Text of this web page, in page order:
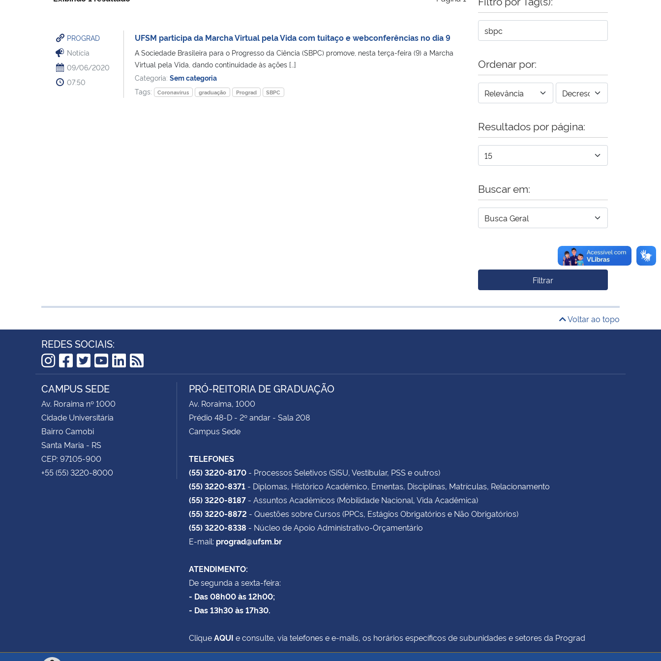
PROGRAD
Notícia
09/06/2020
07:50
UFSM participa da Marcha Virtual pela Vida com tuitaço e webconferências no dia 9
A Sociedade Brasileira para o Progresso da Ciência (SBPC) promove, nesta terça-feira (9) a Marcha
Virtual pela Vida, dando continuidade às ações […]
Categoria: Sem categoria
Tags:
Coronavírus graduação Prograd SBPC
Ordenar por:
Resultados por página:
Buscar em:
Filtrar
Voltar ao topo
REDES SOCIAIS:
Instagram
Facebook
Twitter
YouTube
LinkedIn
RSS
CAMPUS SEDE
Av. Roraima nº 1000
Cidade Universitária
Bairro Camobi
Santa Maria - RS
CEP: 97105-900
+55 (55) 3220-8000
PRÓ-REITORIA DE GRADUAÇÃO
Av. Roraima, 1000
Prédio 48-D - 2º andar - Sala 208
Campus Sede
TELEFONES
(55) 3220-8170 - Processos Seletivos (SiSU, Vestibular, PSS e outros)
(55) 3220-8371 - Diplomas, Histórico Acadêmico, Ementas, Disciplinas, Matrículas, Relacionamento
(55) 3220-8187 - Assuntos Acadêmicos (Mobilidade Nacional, Vida Acadêmica)
(55) 3220-8872 - Questões sobre Cursos (PPCs, Estágios Obrigatórios e Não Obrigatórios)
(55) 3220-8338 - Núcleo de Apoio Administrativo-Orçamentário
E-mail: prograd@ufsm.br
ATENDIMENTO:
De segunda a sexta-feira:
- Das 08h00 às 12h00;
- Das 13h30 às 17h30.
CliqueAQUI e consulte, via telefones e e-mails, os horários específicos de subunidades e setores da Prograd